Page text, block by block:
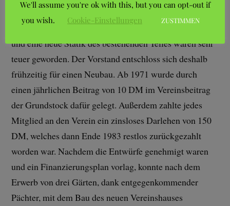
Experten warnten allerdings davor, denn eine
erforderliche Unterkellerung, das Abfangen der Wände
und eine neue Statik des bestehenden Teiles wären sehr
teuer geworden. Der Vorstand entschloss sich deshalb
frühzeitig für einen Neubau. Ab 1971 wurde durch
einen jährlichen Beitrag von 10 DM im Vereinsbeitrag
der Grundstock dafür gelegt. Außerdem zahlte jedes
Mitglied an den Verein ein zinsloses Darlehen von 150
DM, welches dann Ende 1983 restlos zurückgezahlt
worden war. Nachdem die Entwürfe genehmigt waren
und ein Finanzierungsplan vorlag, konnte nach dem
Erwerb von drei Gärten, dank entgegenkommender
Pächter, mit dem Bau des neuen Vereinshauses
We'll assume you're ok with this, but you can opt-out if
you wish.
Cookie-Einstellungen ZUSTIMMEN